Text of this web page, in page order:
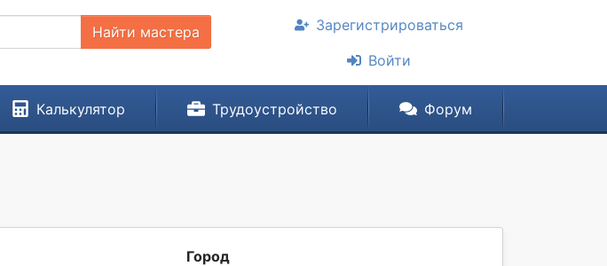
Найти мастера
Зарегистрироваться
Войти
Калькулятор Трудоустройство Форум
Город